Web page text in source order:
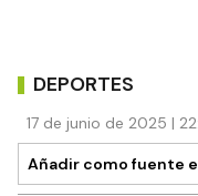
DEPORTES
17 de junio de 2025 |
Añadir como fuente